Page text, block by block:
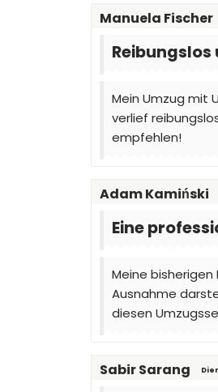
Manuela Fischer
Mein Umzug mit
verlief
empfehlen!
Adam Kamiński
Eine
Meine
Ausnahme
diesen
Sabir Sarang